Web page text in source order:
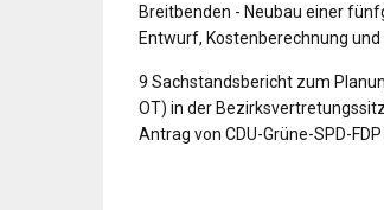
Breitbenden - Neubau einer
Entwurf, Kostenberechnung
9 Sachstandsbericht zum
OT) in der
Antrag von CDU-Grüne-SPD-